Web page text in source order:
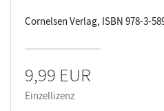
Cornelsen Verlag, ISBN 978-3-
9,99 EUR
Einzellizenz